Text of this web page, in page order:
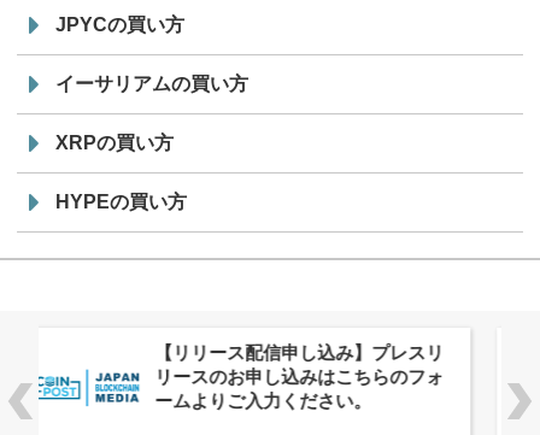
JPYCの買い方
イーサリアムの買い方
XRPの買い方
HYPEの買い方
株式会社PlnX、アジア最大級のグロ
ーバルWeb3カンファレンス
「WebX2026」とのコラボレーショ